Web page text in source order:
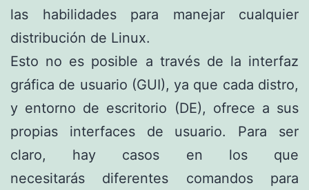
las habilidades para manejar cualquier
distribución de Linux.
Esto no es posible a través de la interfaz
gráfica de usuario (GUI), ya que cada distro,
y entorno de escritorio (DE), ofrece a sus
propias interfaces de usuario. Para ser
claro, hay casos en los que
necesitarás diferentes comandos para